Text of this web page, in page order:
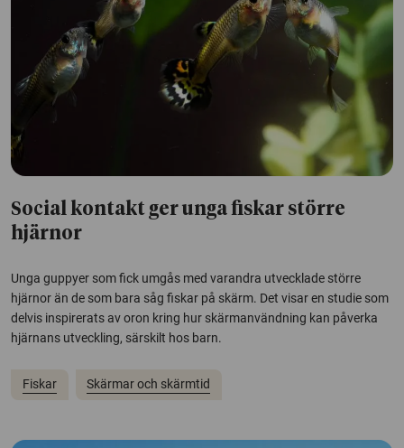
Social kontakt ger unga fiskar större
hjärnor
Unga guppyer som fick umgås med varandra utvecklade större
hjärnor än de som bara såg fiskar på skärm. Det visar en studie som
delvis inspirerats av oron kring hur skärmanvändning kan påverka
hjärnans utveckling, särskilt hos barn.
Fiskar Skärmar och skärmtid